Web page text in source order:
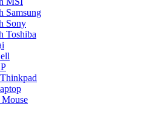
Samsung
Sony
Toshiba